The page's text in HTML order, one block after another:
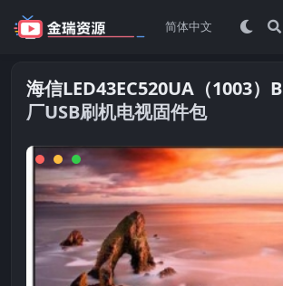
海信LED43EC520UA（1003）
厂USB刷机电视固件包